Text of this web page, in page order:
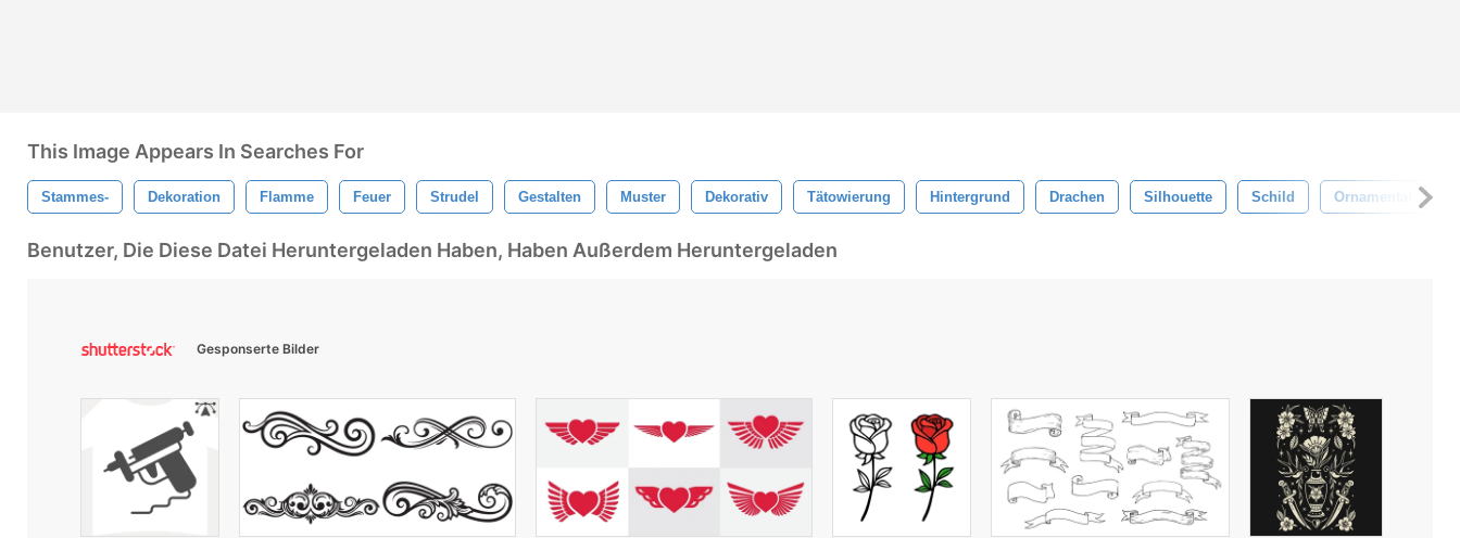
This Image Appears In Searches For
Stammes- Dekoration Flamme Feuer Strudel Gestalten Muster Dekorativ Tätowierung Hintergrund Drachen Silhouette Schild Ornamental
Benutzer, Die Diese Datei Heruntergeladen Haben, Haben Außerdem Heruntergeladen
Gesponserte Bilder